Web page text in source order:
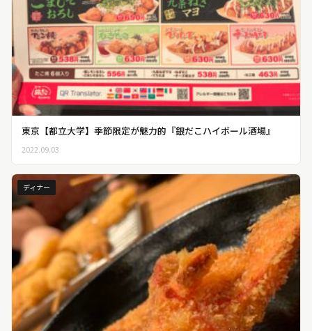
東京【都立大学】季節限定が魅力的『銀だこハイボール酒場』
2022.09.03
ディナー